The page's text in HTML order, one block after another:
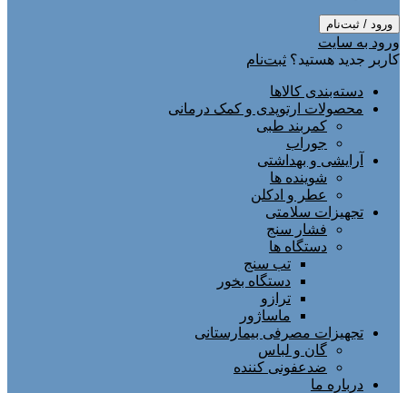
ورود / ثبت‌نام
ورود به سایت
کاربر جدید هستید؟ ثبت‌نام
دسته‌بندی کالاها
محصولات ارتوپدی و کمک درمانی
کمربند طبی
جوراب
آرایشی و بهداشتی
شوینده ها
عطر و ادکلن
تجهیزات سلامتی
فشار سنج
دستگاه ها
تب سنج
دستگاه بخور
ترازو
ماساژور
تجهیزات مصرفی بیمارستانی
گان و لباس
ضدعفونی کننده
درباره ما